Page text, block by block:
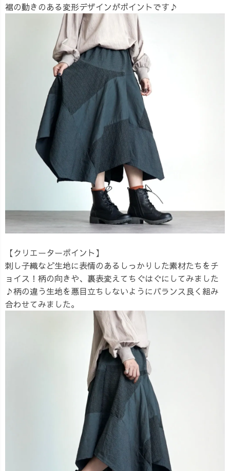
裾の動きのある変形デザインがポイントです♪
【クリエーターポイント】
刺し子織など生地に表情のあるしっかりした素材たちをチ
ョイス！柄の向きや、裏表変えてちぐはぐにしてみました
♪柄の違う生地を悪目立ちしないようにバランス良く組み
合わせてみました。